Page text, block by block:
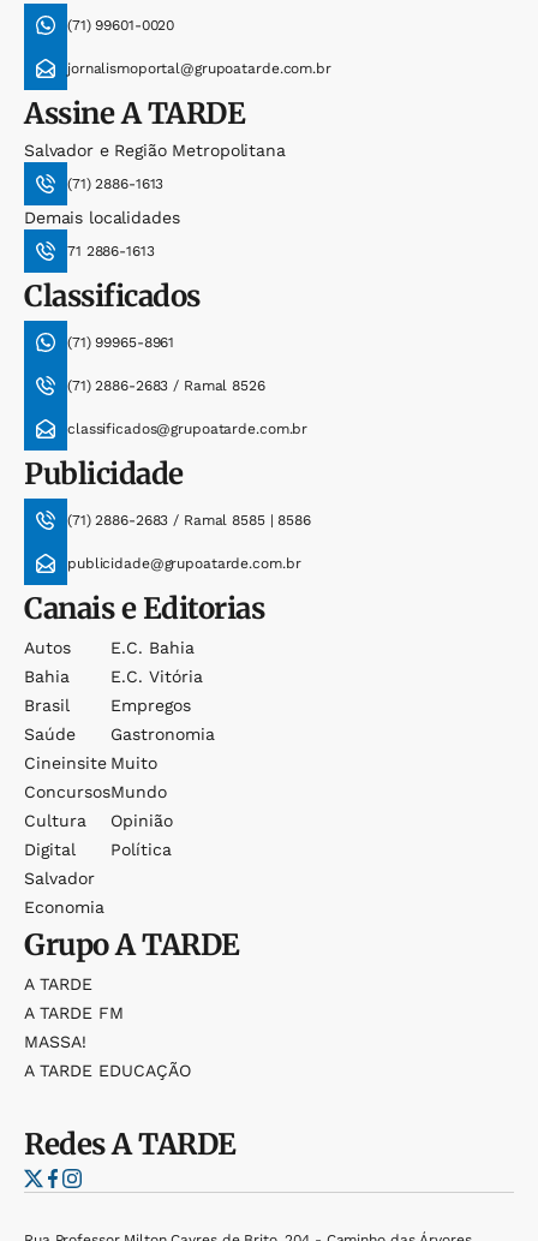
(71) 99601-0020
jornalismoportal@grupoatarde.com.br
AssineA TARDE
Salvador e Região Metropolitana
(71) 2886-1613
Demais localidades
71 2886-1613
Classificados
(71) 99965-8961
(71) 2886-2683 / Ramal 8526
classificados@grupoatarde.com.br
Publicidade
(71) 2886-2683 / Ramal 8585 | 8586
publicidade@grupoatarde.com.br
Canais e Editorias
Autos
Bahia
Brasil
Saúde
Cineinsite
Concursos
Cultura
Digital
Salvador
Economia
E.c. Bahia
E.c. Vitória
Empregos
Gastronomia
Muito
Mundo
Opinião
Política
GrupoA TARDE
A TARDE
A TARDE FM
MASSA!
A TARDE EDUCAÇÃO
RedesA TARDE